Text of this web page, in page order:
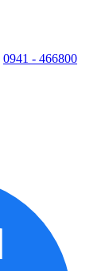
0941 - 466800